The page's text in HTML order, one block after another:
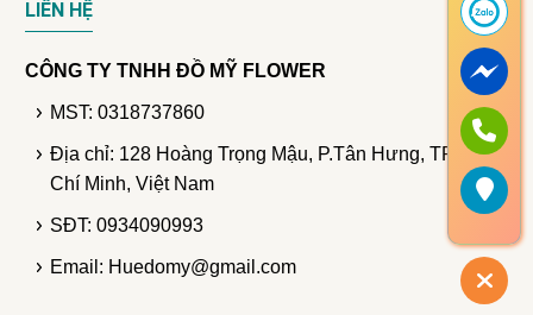
LIÊN HỆ
CÔNG TY TNHH ĐỒ MỸ FLOWER
MST: 0318737860
Địa chỉ: 128 Hoàng Trọng Mậu, P.Tân Hưng, TP. Hồ
Chí Minh, Việt Nam
SĐT: 0934090993
Email: Huedomy@gmail.com